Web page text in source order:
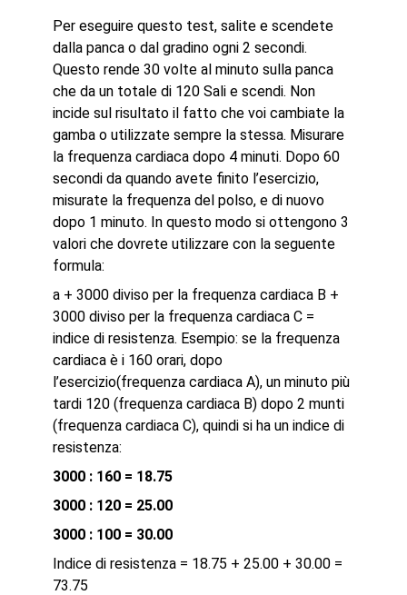
Per eseguire questo test, salite e scendete
dalla panca o dal gradino ogni 2 secondi.
Questo rende 30 volte al minuto sulla panca
che da un totale di 120 Sali e scendi. Non
incide sul risultato il fatto che voi cambiate la
gamba o utilizzate sempre la stessa. Misurare
la frequenza cardiaca dopo 4 minuti. Dopo 60
secondi da quando avete finito l’esercizio,
misurate la frequenza del polso, e di nuovo
dopo 1 minuto. In questo modo si ottengono 3
valori che dovrete utilizzare con la seguente
formula:
a + 3000 diviso per la frequenza cardiaca B +
3000 diviso per la frequenza cardiaca C =
indice di resistenza. Esempio: se la frequenza
cardiaca è i 160 orari, dopo
l’esercizio(frequenza cardiaca A), un minuto più
tardi 120 (frequenza cardiaca B) dopo 2 munti
(frequenza cardiaca C), quindi si ha un indice di
resistenza:
3000 : 160 = 18.75
3000 : 120 = 25.00
3000 : 100 = 30.00
Indice di resistenza = 18.75 + 25.00 + 30.00 =
73.75